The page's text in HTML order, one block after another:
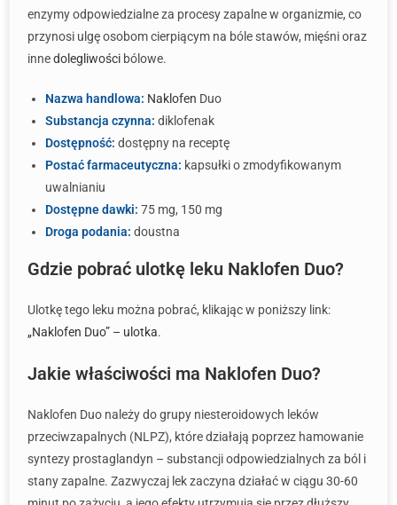
enzymy odpowiedzialne za procesy zapalne w organizmie, co
przynosi ulgę osobom cierpiącym na bóle stawów, mięśni oraz
innedolegliwości bólowe.
Nazwa handlowa: Naklofen Duo
Substancja czynna: diklofenak
Dostępność: dostępny na receptę
Postać farmaceutyczna: kapsułki o zmodyfikowanym
uwalnianiu
Dostępne dawki: 75 mg, 150 mg
Droga podania: doustna
Gdzie pobrać ulotkę leku Naklofen Duo?
Ulotkę tego leku można pobrać, klikając w poniższy link:
„Naklofen Duo” – ulotka.
Jakie właściwości ma Naklofen Duo?
Naklofen Duo należy do grupy niesteroidowych leków
przeciwzapalnych (NLPZ), które działają poprzez hamowanie
syntezy prostaglandyn – substancji odpowiedzialnych za ból i
stany zapalne. Zazwyczaj lek zaczyna działać w ciągu 30-60